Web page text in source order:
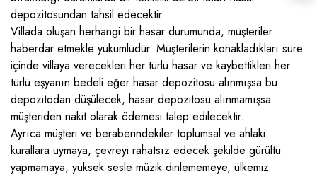
depozitosundan tahsil edecektir.
Villada oluşan herhangi bir hasar durumunda, müşteriler
haberdar etmekle yükümlüdür. Müşterilerin konakladıkları süre
içinde villaya verecekleri her türlü hasar ve kaybettikleri her
türlü eşyanın bedeli eğer hasar depozitosu alınmışsa bu
depozitodan düşülecek, hasar depozitosu alınmamışsa
müşteriden nakit olarak ödemesi talep edilecektir.
Ayrıca müşteri ve beraberindekiler toplumsal ve ahlaki
kurallara uymaya, çevreyi rahatsız edecek şekilde gürültü
yapmamaya, yüksek sesle müzik dinlememeye, ülkemiz